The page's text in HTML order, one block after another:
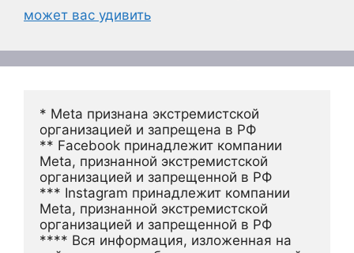
может вас удивить
* Meta признана экстремистской
организацией и запрещена в РФ
** Facebook принадлежит компании
Meta, признанной экстремистской
организацией и запрещенной в РФ
*** Instagram принадлежит компании
Meta, признанной экстремистской
организацией и запрещенной в РФ
**** Вся информация, изложенная на